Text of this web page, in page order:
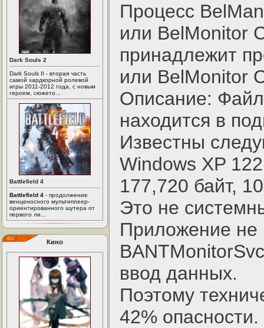
Dark Souls 2
Dark Souls II - вторая часть
самой хардкорной ролевой
игры 2011-2012 года, с новым
героем, сюжето...
Battlefield 4
Battlefield 4 - продолжение
венценосного мультиплеер-
ориентированного шутера от
первого ли...
Кино
Процесс
или BelMonitor
принадлежит
или BelMonitor
Описание:
находится в
Известны
Windows XP
177,720 байт,
Это не
Приложение не
ввод данных.
Поэтому
42% опасности.